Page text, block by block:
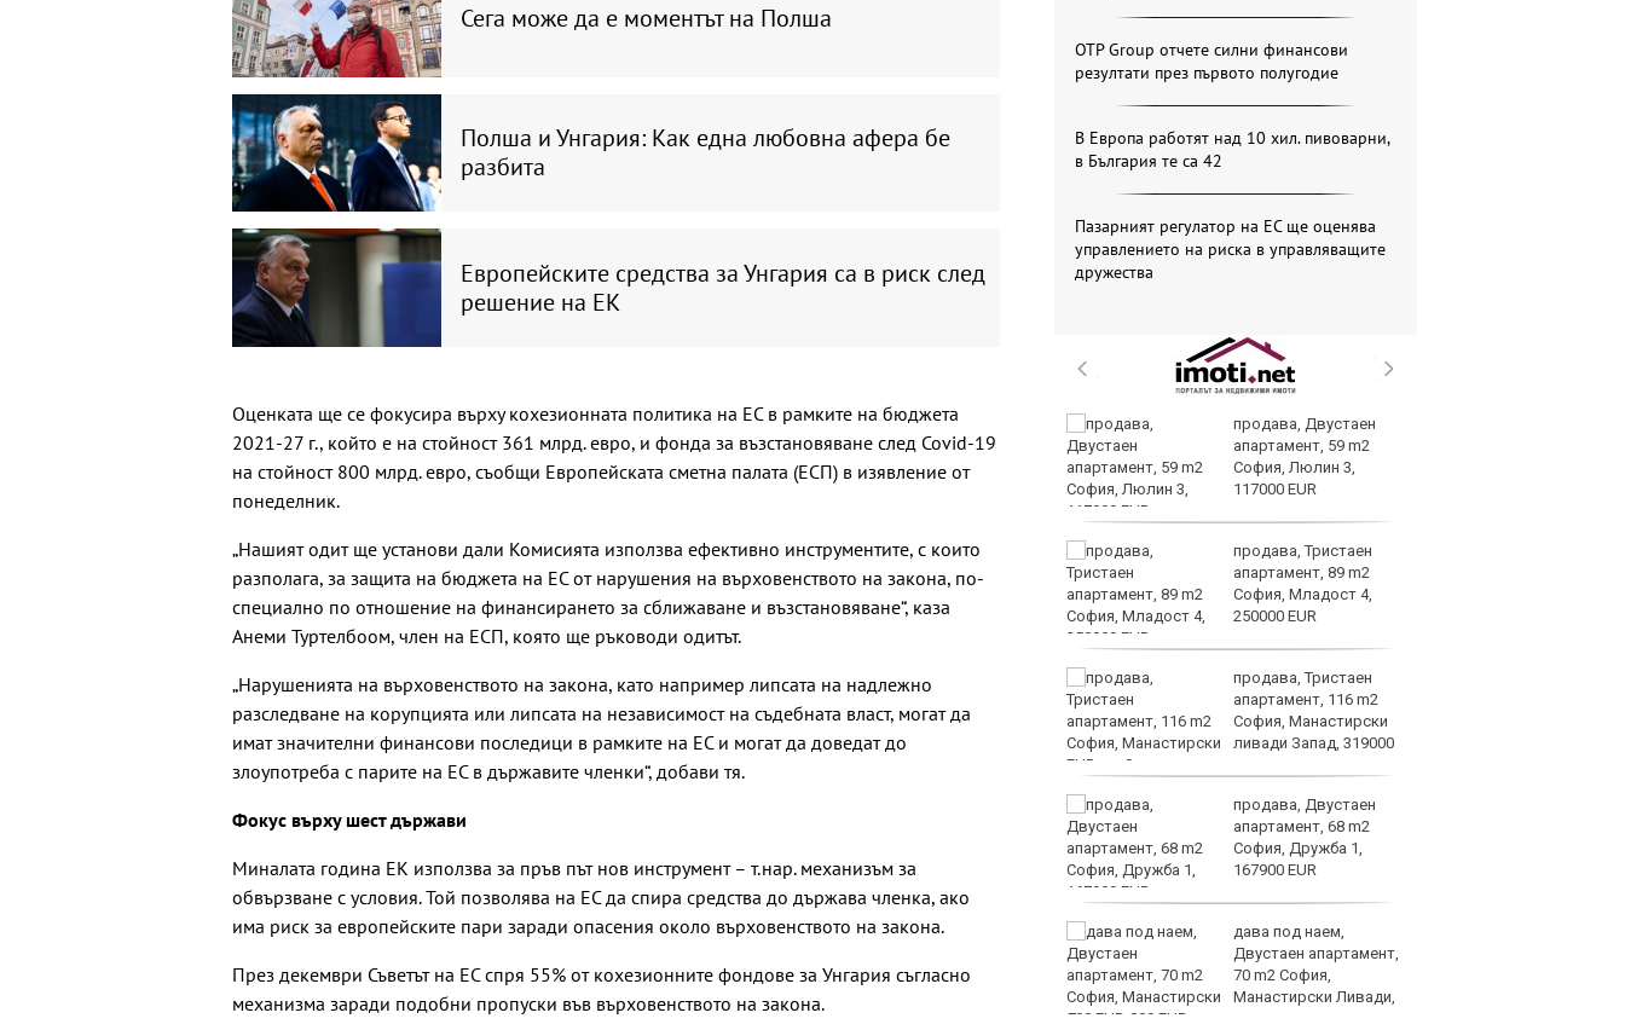
Сега може да е моментът на Полша
Полша и Унгария: Как една любовна афера бе
разбита
Европейските средства за Унгария са в риск след
решение на ЕК
Оценката ще се фокусира върху кохезионната политика на ЕС в рамките на бюджета
2021-27 г., който е на стойност 361 млрд. евро, и фонда за възстановяване след Covid-19
на стойност 800 млрд. евро, съобщи Европейската сметна палата (ЕСП) в изявление от
понеделник.
„Нашият одит ще установи дали Комисията използва ефективно инструментите, с които
разполага, за защита на бюджета на ЕС от нарушения на върховенството на закона, по-
специално по отношение на финансирането за сближаване и възстановяване“, каза
Анеми Туртелбooм, член на ЕСП, която ще ръководи одитът.
„Нарушенията на върховенството на закона, като например липсата на надлежно
разследване на корупцията или липсата на независимост на съдебната власт, могат да
имат значителни финансови последици в рамките на ЕС и могат да доведат до
злоупотреба с парите на ЕС в държавите членки“, добави тя.
Фокус върху шест държави
Миналата година ЕК използва за пръв път нов инструмент – т.нар. механизъм за
обвързване с условия. Той позволява на ЕС да спира средства до държава членка, ако
има риск за европейските пари заради опасения около върховенството на закона.
През декември Съветът на ЕС спря 55% от кохезионните фондове за Унгария съгласно
механизма заради подобни пропуски във върховенството на закона.
OTP Group отчете силни финансови
резултати през първото полугодие
В Европа работят над 10 хил. пивоварни,
в България те са 42
Пазарният регулатор на ЕС ще оценява
управлението на риска в управляващите
дружества
Започва изплащането
на пенсиите
Времето във Варна на
7 август 2026
Времето във Варна на
7 август 2026
Винисиус Жуниор
(Мадрид)
продава, Двустаен
апартамент, 59 m2
София, Люлин 3,
117000 EUR
продава, Тристаен
апартамент, 89 m2
София, Младост 4,
250000 EUR
продава, Тристаен
апартамент, 116 m2
София, Манастирски
ливади Запад, 319000
EUR
продава, Двустаен
апартамент, 68 m2
София, Дружба 1,
167900 EUR
дава под наем,
Двустаен апартамент,
70 m2 София,
Манастирски Ливади,
800 EUR